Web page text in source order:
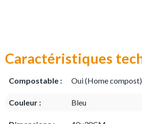
Caractéristiques
Compostable : Oui (Home compost)
Couleur : Bleu